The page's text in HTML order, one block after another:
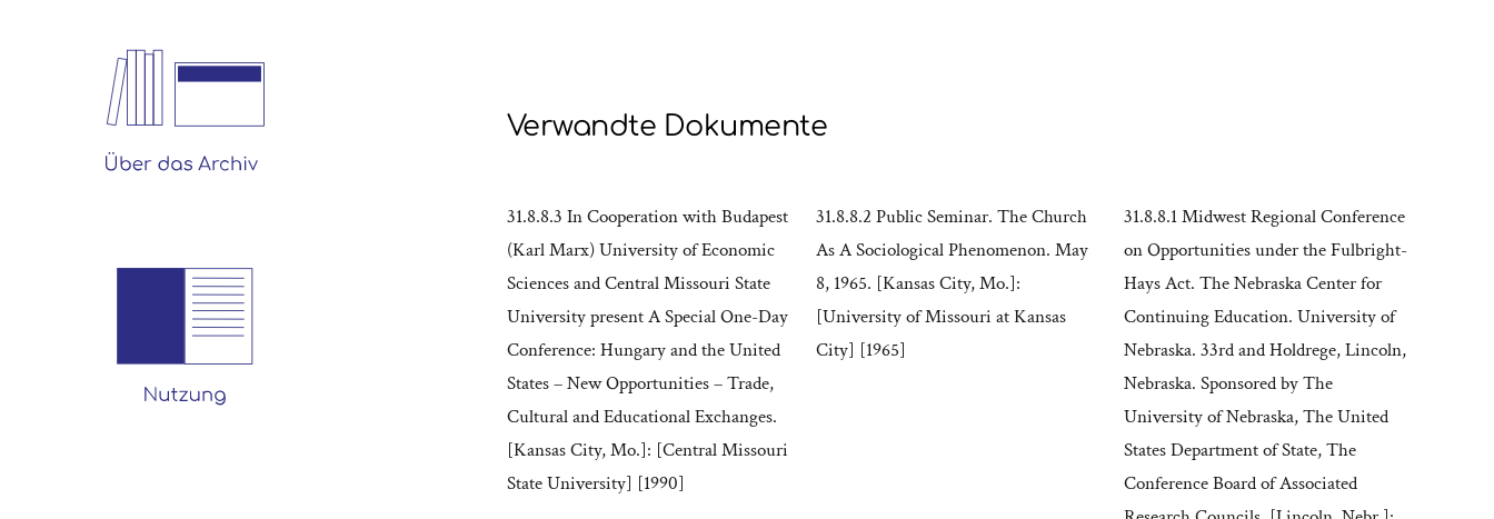
Verwandte Dokumente
31.8.8.3 In Cooperation with Budapest
(Karl Marx) University of Economic
Sciences and Central Missouri State
University present A Special One-Day
Conference: Hungary and the United
States – New Opportunities – Trade,
Cultural and Educational Exchanges.
[Kansas City, Mo.]: [Central Missouri
State University] [1990]
31.8.8.2 Public Seminar. The Church
As A Sociological Phenomenon. May
8, 1965. [Kansas City, Mo.]:
[University of Missouri at Kansas
City] [1965]
31.8.8.1 Midwest Regional Conference
on Opportunities under the Fulbright-
Hays Act. The Nebraska Center for
Continuing Education. University of
Nebraska. 33rd and Holdrege, Lincoln,
Nebraska. Sponsored by The
University of Nebraska, The United
States Department of State, The
Conference Board of Associated